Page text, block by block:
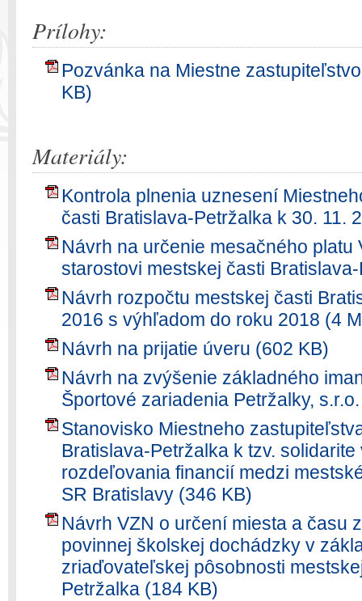
Prílohy:
Pozvánka na Miestne
KB)
Materiály:
Kontrola plnenia uznesení
časti Bratislava-Petržalka k 30. 11.
Návrh na určenie mesačného platu
starostovi mestskej časti
Návrh rozpočtu mestskej časti
2016 s výhľadom do roku 2018 (4
Návrh na prijatie úveru (602 KB)
Návrh na zvýšenie základného
Športové zariadenia Petržalky,
Stanovisko Miestneho
Bratislava-Petržalka k tzv.
rozdeľovania financií medzi
SR Bratislavy (346 KB)
Návrh VZN o určení miesta a času
povinnej školskej dochádzky v
zriaďovateľskej pôsobnosti
Petržalka (184 KB)